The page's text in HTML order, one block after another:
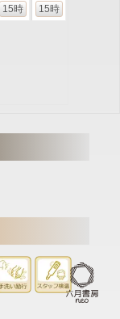
15時
15時